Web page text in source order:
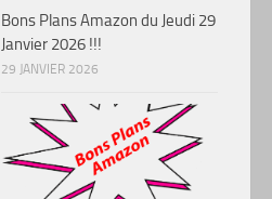
Bons Plans Amazon du Jeudi 29
Janvier 2026 !!!
29 JANVIER 2026